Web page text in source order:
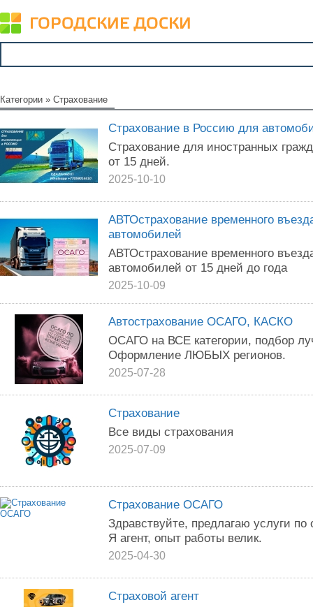
Категории » Страхование
Страхование в Россию для
Страхование для иностранных
от 15 дней.
2025-10-10
АВТОстрахование временного
автомобилей
АВТОстрахование временного
автомобилей от 15 дней до года
2025-10-09
Автострахование ОСАГО, КАСКО
ОСАГО на ВСЕ категории, подбор
Оформление ЛЮБЫХ регионов.
2025-07-28
Страхование
Все виды страхования
2025-07-09
Страхование ОСАГО
Здравствуйте, предлагаю услуги
Я агент, опыт работы велик.
2025-04-30
Страховой агент